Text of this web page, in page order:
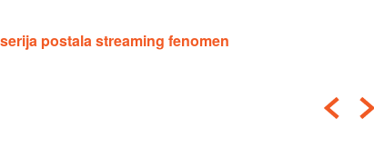
postala streaming fenomen